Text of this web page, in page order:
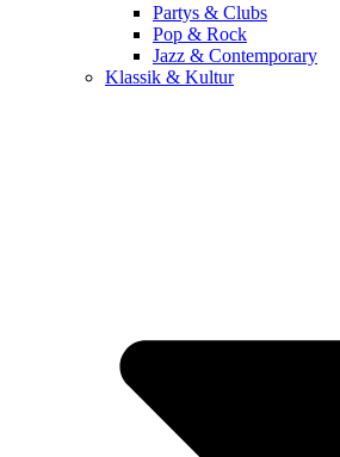
Partys & Clubs
Pop & Rock
Jazz & Contemporary
Klassik & Kultur